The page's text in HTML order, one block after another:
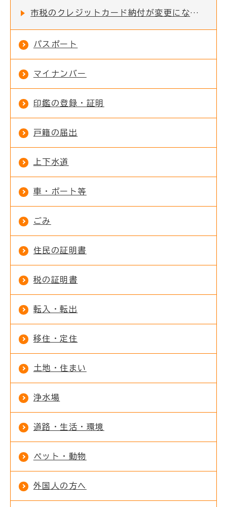
市税のクレジットカード納付が変更になります
パスポート
マイナンバー
印鑑の登録・証明
戸籍の届出
上下水道
車・ボート等
ごみ
住民の証明書
税の証明書
転入・転出
移住・定住
土地・住まい
浄水場
道路・生活・環境
ペット・動物
外国人の方へ